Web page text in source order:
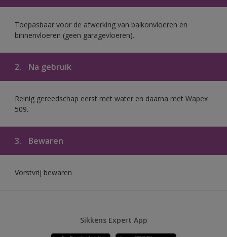
Toepasbaar voor de afwerking van balkonvloeren en
binnenvloeren (geen garagevloeren).
2. Na gebruik
Reinig gereedschap eerst met water en daarna met Wapex
509.
3. Bewaren
Vorstvrij bewaren
Sikkens Expert App